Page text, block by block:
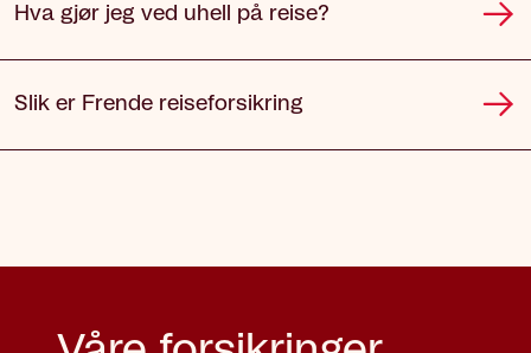
Hva gjør jeg ved uhell på reise?
Slik er Frende reiseforsikring